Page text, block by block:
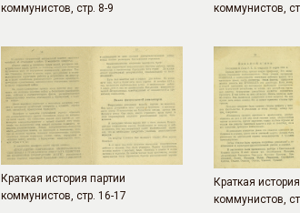
коммунистов, стр. 8-9
коммунистов,
Краткая история партии
коммунистов, стр. 16-17
Краткая
коммунистов,